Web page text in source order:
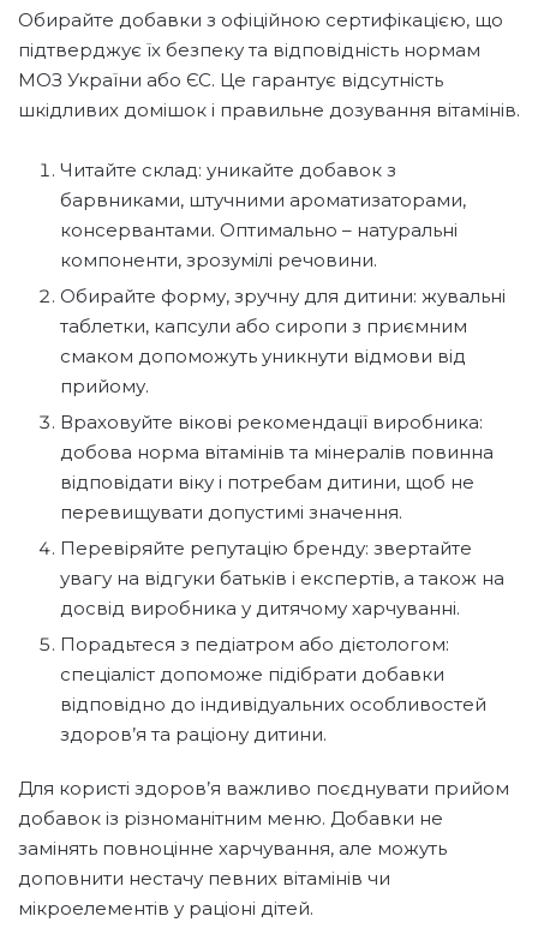
Обирайте добавки з офіційною сертифікацією, що
підтверджує їх безпеку та відповідність нормам
МОЗ України або ЄС. Це гарантує відсутність
шкідливих домішок і правильне дозування вітамінів.
Читайте склад: уникайте добавок з
барвниками, штучними ароматизаторами,
консервантами. Оптимально – натуральні
компоненти, зрозумілі речовини.
Обирайте форму, зручну для дитини: жувальні
таблетки, капсули або сиропи з приємним
смаком допоможуть уникнути відмови від
прийому.
Враховуйте вікові рекомендації виробника:
добова норма вітамінів та мінералів повинна
відповідати віку і потребам дитини, щоб не
перевищувати допустимі значення.
Перевіряйте репутацію бренду: звертайте
увагу на відгуки батьків і експертів, а також на
досвід виробника у дитячому харчуванні.
Порадьтеся з педіатром або дієтологом:
спеціаліст допоможе підібрати добавки
відповідно до індивідуальних особливостей
здоров’я та раціону дитини.
Для користі здоров’я важливо поєднувати прийом
добавок із різноманітним меню. Добавки не
замінять повноцінне харчування, але можуть
доповнити нестачу певних вітамінів чи
мікроелементів у раціоні дітей.